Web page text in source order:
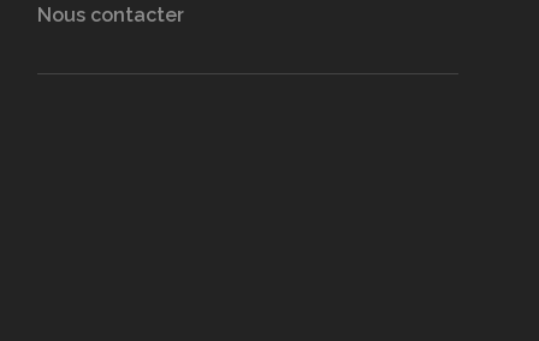
Nous contacter